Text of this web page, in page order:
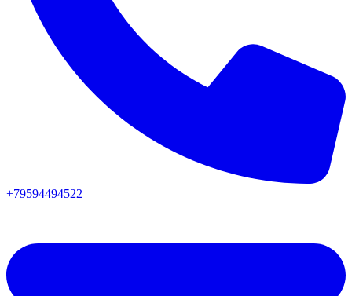
+79594494522